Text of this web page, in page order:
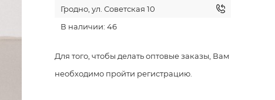
Гродно, ул. Советская 10
В наличии: 46
Для того, чтобы делать оптовые заказы, Вам
необходимо пройти регистрацию.